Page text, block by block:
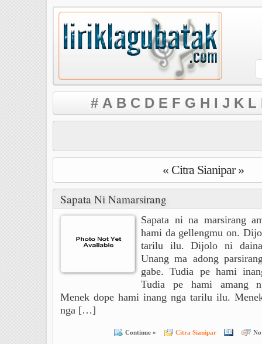
# A B C D E F G H I J K L
« Citra Sianipar »
Sapata Ni Namarsirang
Sapata ni na marsirang
hami da gellengmu on.
tarilu ilu. Dijolo ni
Unang ma adong
gabe. Tudia pe hami
Tudia pe hami amang
Menek dope hami inang nga tarilu ilu.
nga […]
Continue » Citra Sianipar